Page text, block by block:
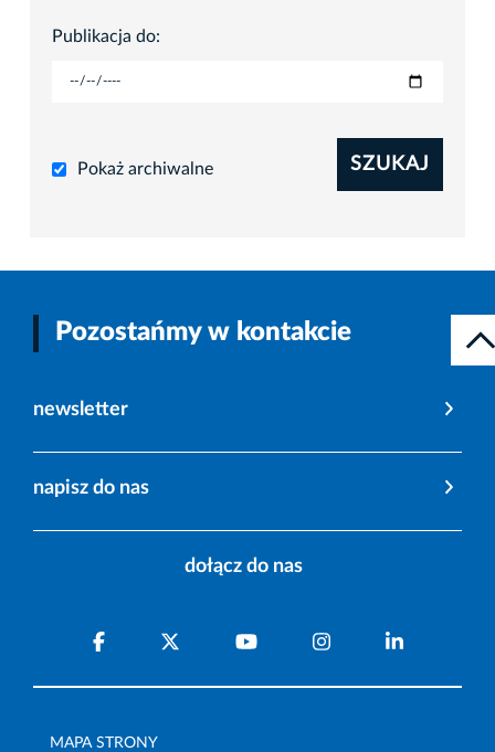
Publikacja do:
Pokaż archiwalne SZUKAJ
Pozostańmy w kontakcie
newsletter
napisz do nas
dołącz do nas
MAPA STRONY